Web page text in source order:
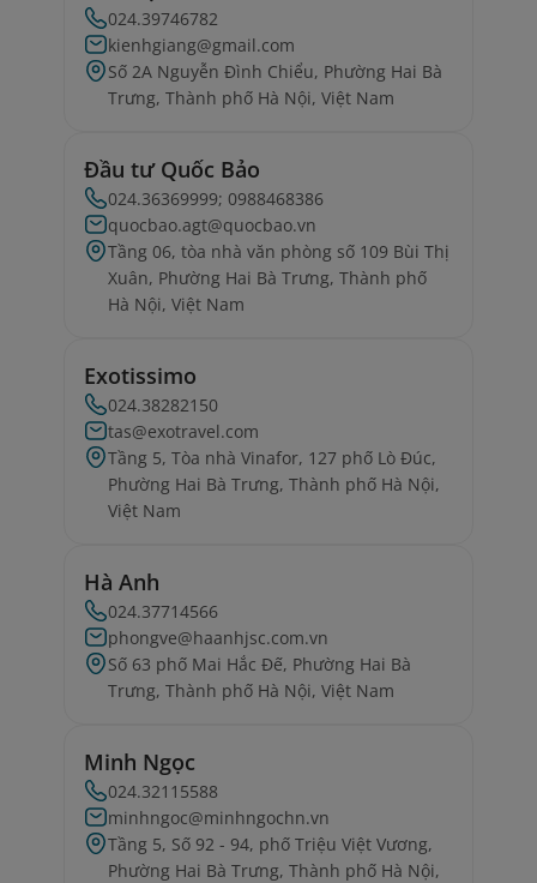
024.39746782
kienhgiang@gmail.com
Số 2A Nguyễn Đình Chiểu, Phường Hai Bà
Trưng, Thành phố Hà Nội, Việt Nam
Đầu tư Quốc Bảo
024.36369999; 0988468386
quocbao.agt@quocbao.vn
Tầng 06, tòa nhà văn phòng số 109 Bùi Thị
Xuân, Phường Hai Bà Trưng, Thành phố
Hà Nội, Việt Nam
Exotissimo
024.38282150
tas@exotravel.com
Tầng 5, Tòa nhà Vinafor, 127 phố Lò Đúc,
Phường Hai Bà Trưng, Thành phố Hà Nội,
Việt Nam
Hà Anh
024.37714566
phongve@haanhjsc.com.vn
Số 63 phố Mai Hắc Đế, Phường Hai Bà
Trưng, Thành phố Hà Nội, Việt Nam
Minh Ngọc
024.32115588
minhngoc@minhngochn.vn
Tầng 5, Số 92 - 94, phố Triệu Việt Vương,
Phường Hai Bà Trưng, Thành phố Hà Nội,